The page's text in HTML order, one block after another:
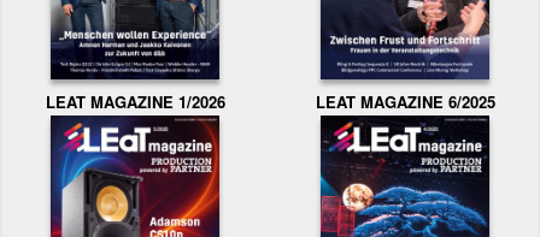
LEAT MAGAZINE 1/2026 LEAT MAGAZINE 6/2025